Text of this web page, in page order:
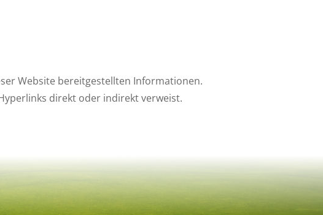
Website bereitgestellten Informationen.
direkt oder indirekt verweist.